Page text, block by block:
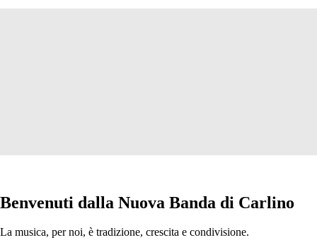
Benvenuti dalla Nuova Banda di Carlino
La musica, per noi, è tradizione, crescita e condivisione.